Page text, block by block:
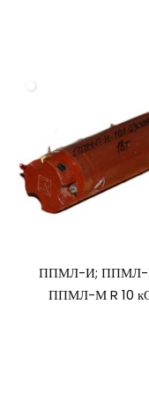
ППМЛ-И;
ППМЛ-М R 10